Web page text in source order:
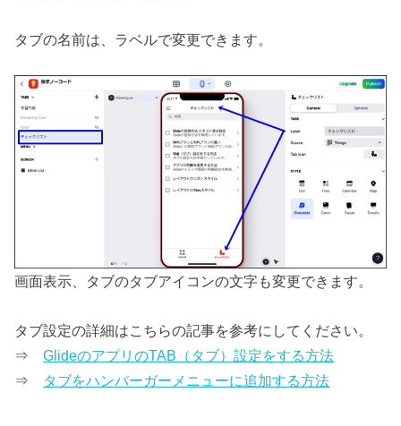
タブの名前は、ラベルで変更できます。
画面表示、タブのタブアイコンの文字も変更できます。
タブ設定の詳細はこちらの記事を参考にしてください。
⇒GlideのアプリのTAB（タブ）設定をする方法
⇒ タブをハンバーガーメニューに追加する方法